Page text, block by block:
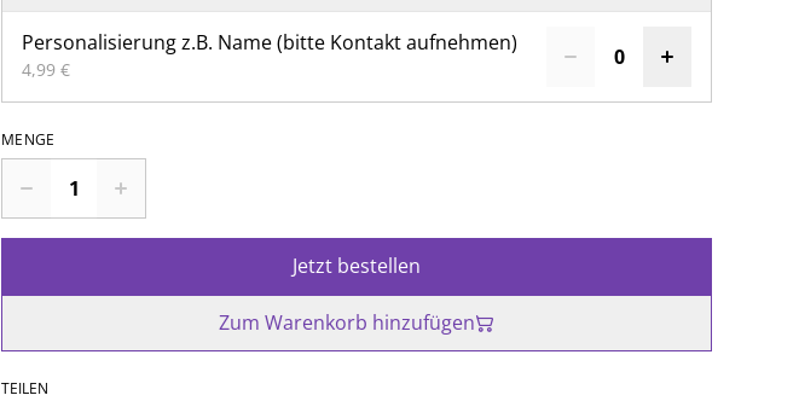
Personalisierung z.B. Name (bitte Kontakt aufnehmen)
4,99 €
MENGE
Jetzt bestellen
Zum Warenkorb hinzufügen
TEILEN